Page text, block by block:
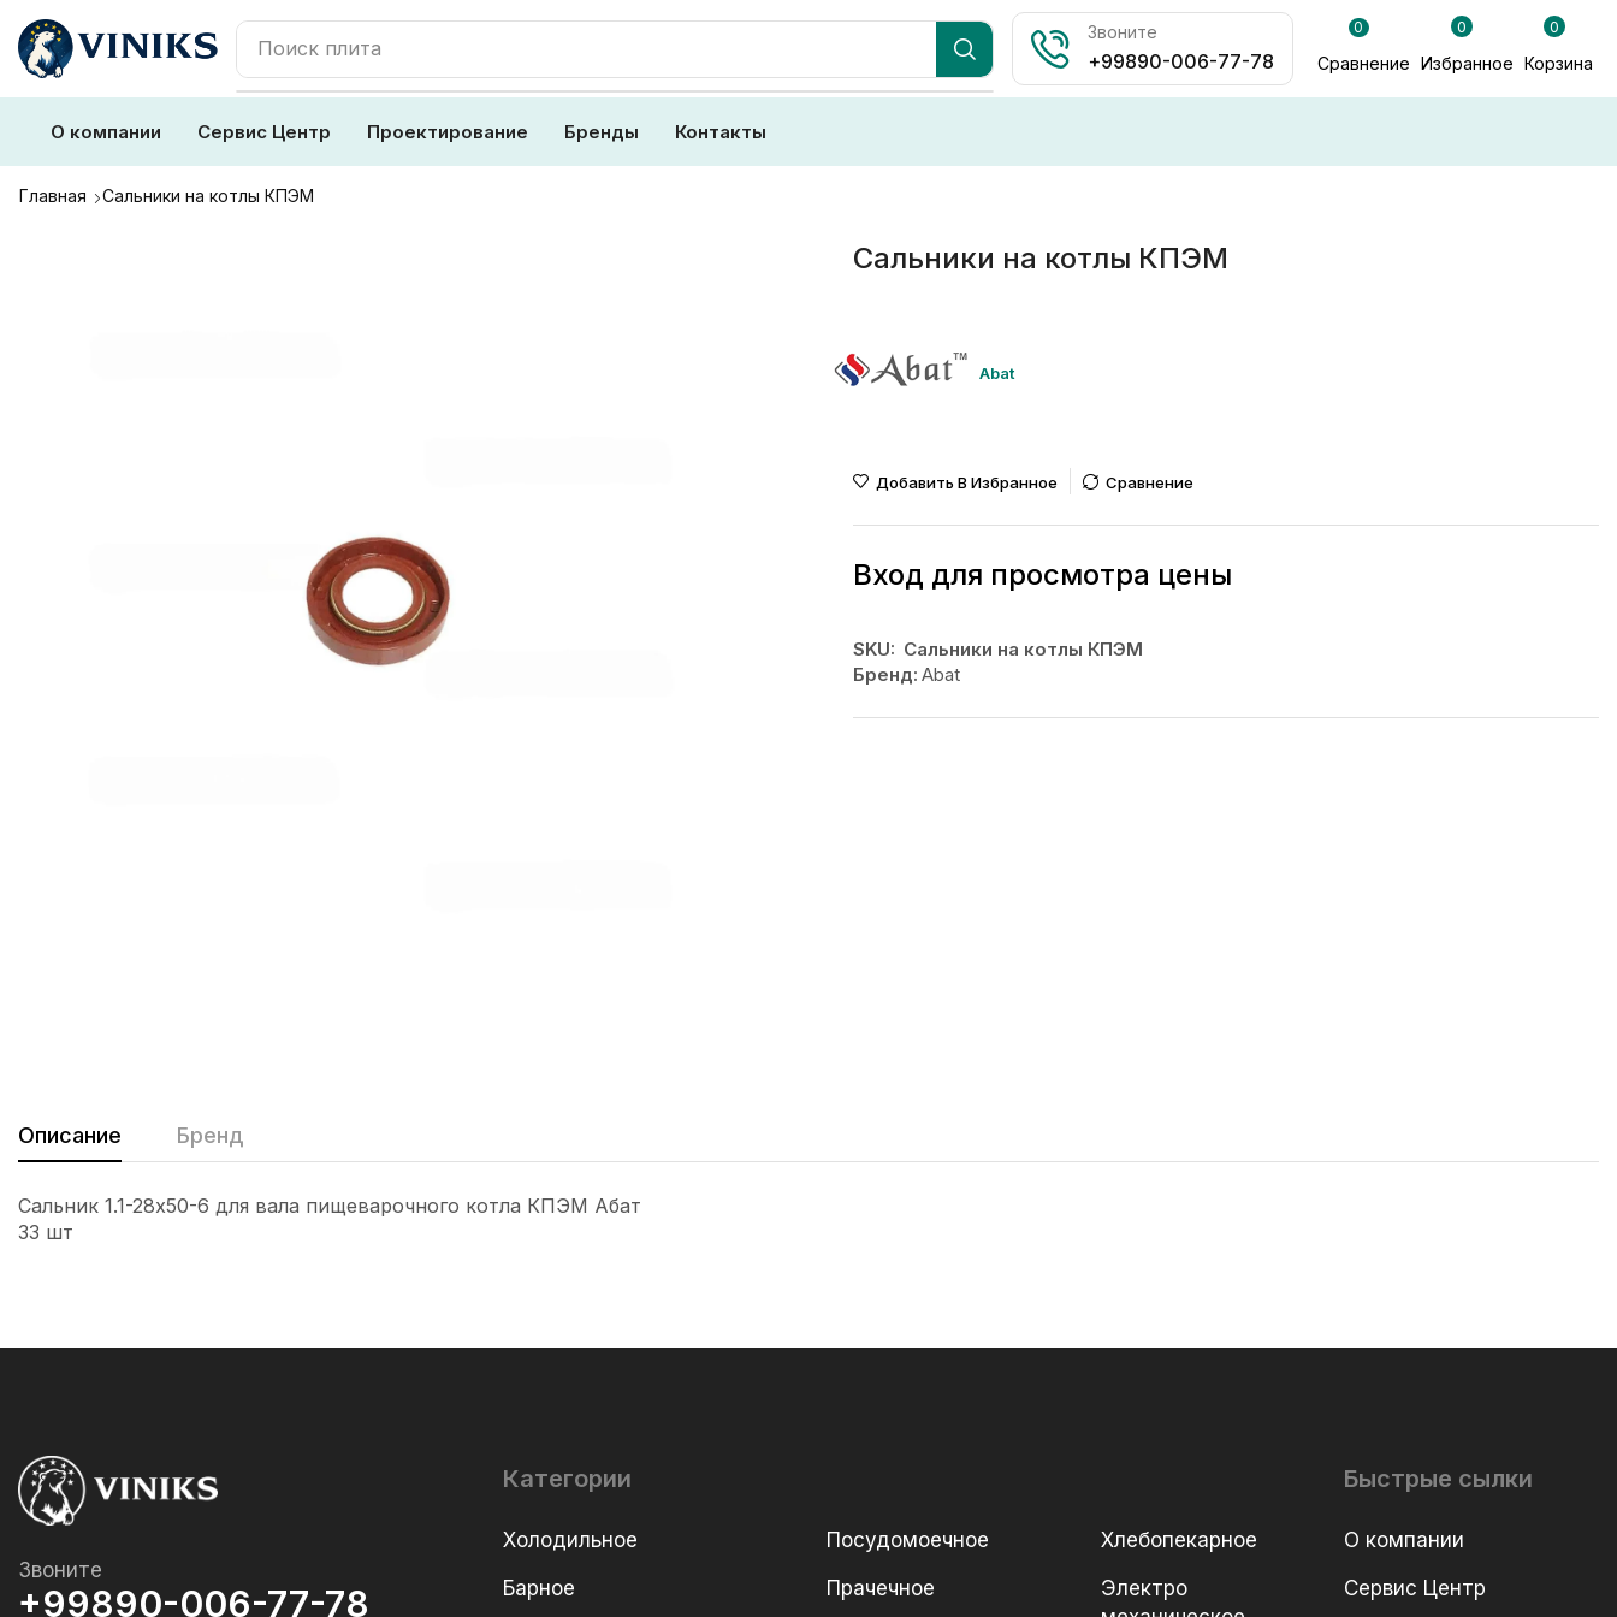
Поиск плита
Звоните
+99890-006-77-78
0
Сравнение
0
Избранное
0
Корзина
О компании Сервис Центр Проектирование Бренды Контакты
Главная Сальники на котлы КПЭМ
Сальники на котлы КПЭМ
Abat
Добавить В Избранное Сравнение
Вход для просмотра цены
SKU: Сальники на котлы КПЭМ
Бренд: Abat
Описание Бренд
Сальник 1.1-28х50-6 для вала пищеварочного котла КПЭМ Абат
33 шт
Звоните
+99890-006-77-78
Категории
Холодильное
Барное
Посудомоечное
Прачечное
Хлебопекарное
Электро
Быстрые сылки
О компании
Сервис Центр